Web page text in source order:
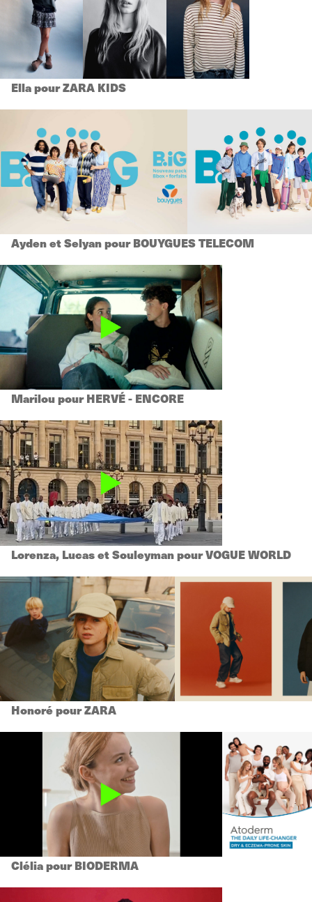
Ella pour ZARA KIDS
Ayden et Selyan pour BOUYGUES TELECOM
Marilou pour HERVÉ - ENCORE
Lorenza, Lucas et Souleyman pour VOGUE WORLD
Honoré pour ZARA
Clélia pour BIODERMA